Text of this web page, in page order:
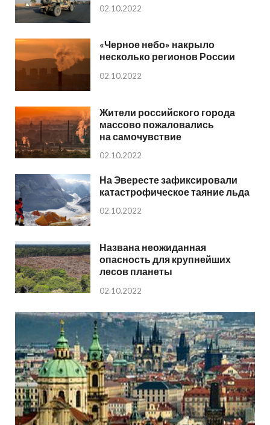
02.10.2022
«Черное небо» накрыло
несколько регионов России
02.10.2022
Жители российского города
массово пожаловались
на самочувствие
02.10.2022
На Эвересте зафиксировали
катастрофическое таяние льда
02.10.2022
Названа неожиданная
опасность для крупнейших
лесов планеты
02.10.2022